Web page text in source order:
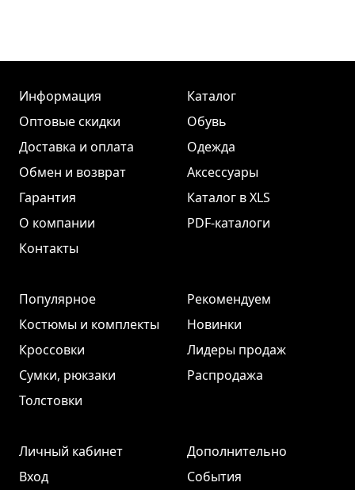
Информация
Оптовые скидки
Доставка и оплата
Обмен и возврат
Гарантия
О компании
Контакты
Каталог
Обувь
Одежда
Аксессуары
Каталог в XLS
PDF-каталоги
Популярное
Костюмы и комплекты
Кроссовки
Сумки, рюкзаки
Толстовки
Рекомендуем
Новинки
Лидеры продаж
Распродажа
Личный кабинет
Вход
Дополнительно
События